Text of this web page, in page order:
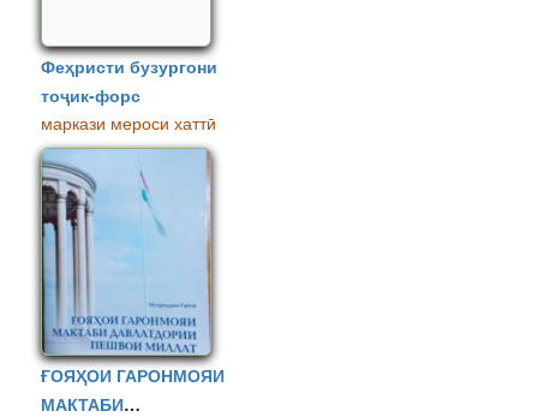
Феҳристи бузургони
тоҷик-форс
маркази мероси хаттӣ
ҒОЯҲОИ ГАРОНМОЯИ
МАКТАБИ